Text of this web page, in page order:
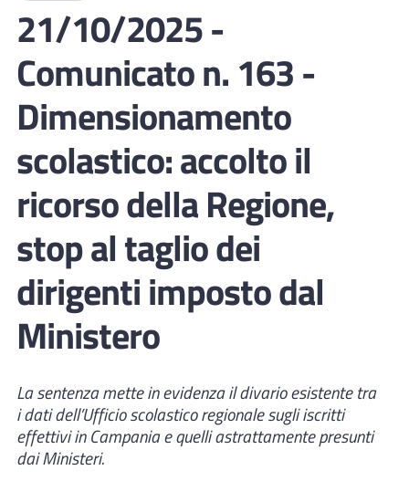
21/10/2025 -
Comunicato n. 163 -
Dimensionamento
scolastico: accolto il
ricorso della Regione,
stop al taglio dei
dirigenti imposto dal
Ministero
La sentenza mette in evidenza il divario esistente tra
i dati dell’Ufficio scolastico regionale sugli iscritti
effettivi in Campania e quelli astrattamente presunti
dai Ministeri.